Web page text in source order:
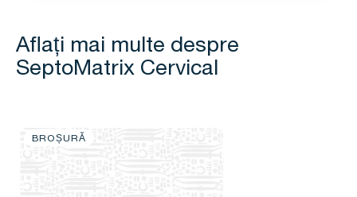
Aflați mai multe despre
SeptoMatrix Cervical
BROȘURĂ